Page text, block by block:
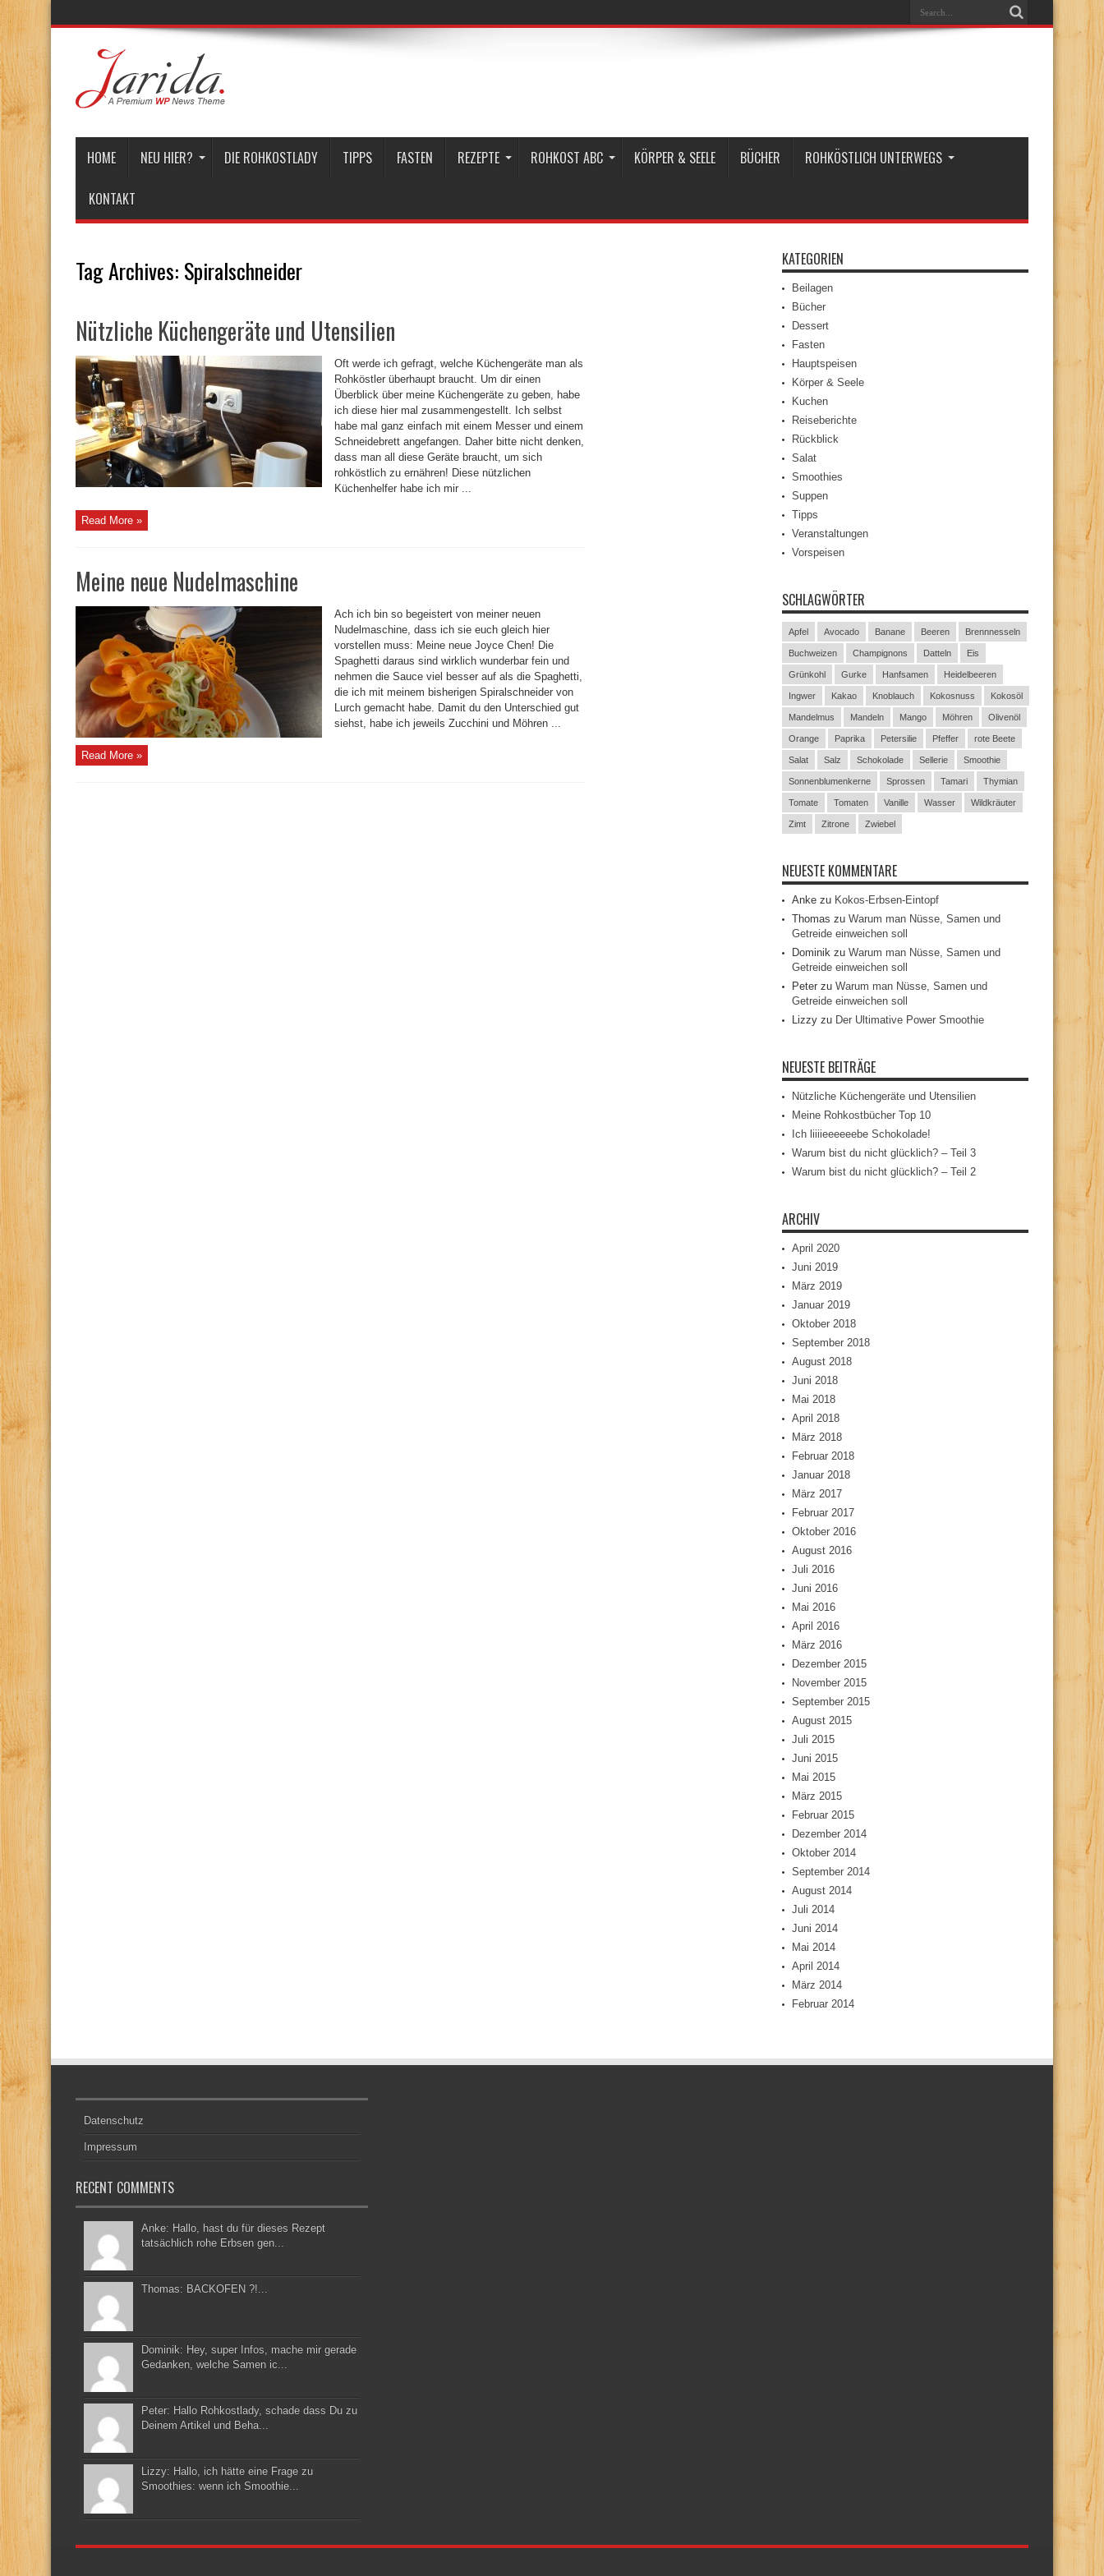
HOME NEU HIER? DIE ROHKOSTLADY TIPPS FASTEN REZEPTE ROHKOST ABC KÖRPER & SEELE BÜCHER ROHKÖSTLICH UNTERWEGS
KONTAKT
Tag Archives: Spiralschneider
Nützliche Küchengeräte und Utensilien
Oft werde ich gefragt, welche Küchengeräte man als
Rohköstler überhaupt braucht. Um dir einen
Überblick über meine Küchengeräte zu geben, habe
ich diese hier mal zusammengestellt. Ich selbst
habe mal ganz einfach mit einem Messer und einem
Schneidebrett angefangen. Daher bitte nicht denken,
dass man all diese Geräte braucht, um sich
rohköstlich zu ernähren! Diese nützlichen
Küchenhelfer habe ich mir ...
Read More »
Meine neue Nudelmaschine
Ach ich bin so begeistert von meiner neuen
Nudelmaschine, dass ich sie euch gleich hier
vorstellen muss: Meine neue Joyce Chen! Die
Spaghetti daraus sind wirklich wunderbar fein und
nehmen die Sauce viel besser auf als die Spaghetti,
die ich mit meinem bisherigen Spiralschneider von
Lurch gemacht habe. Damit du den Unterschied gut
siehst, habe ich jeweils Zucchini und Möhren ...
Read More »
KATEGORIEN
Beilagen
Bücher
Dessert
Fasten
Hauptspeisen
Körper & Seele
Kuchen
Reiseberichte
Rückblick
Salat
Smoothies
Suppen
Tipps
Veranstaltungen
Vorspeisen
SCHLAGWÖRTER
Apfel Avocado Banane Beeren Brennnesseln
Buchweizen Champignons Datteln Eis
Grünkohl Gurke Hanfsamen Heidelbeeren
Ingwer Kakao Knoblauch Kokosnuss Kokosöl
Mandelmus Mandeln Mango Möhren Olivenöl
Orange Paprika Petersilie Pfeffer rote Beete
Salat Salz Schokolade Sellerie Smoothie
Sonnenblumenkerne Sprossen Tamari Thymian
Tomate Tomaten Vanille Wasser Wildkräuter
Zimt Zitrone Zwiebel
NEUESTE KOMMENTARE
Anke zu Kokos-Erbsen-Eintopf
Thomas zu Warum man Nüsse, Samen und
Getreide einweichen soll
Dominik zu Warum man Nüsse, Samen und
Getreide einweichen soll
Peter zu Warum man Nüsse, Samen und
Getreide einweichen soll
Lizzy zu Der Ultimative Power Smoothie
NEUESTE BEITRÄGE
Nützliche Küchengeräte und Utensilien
Meine Rohkostbücher Top 10
Ich liiiieeeeeebe Schokolade!
Warum bist du nicht glücklich? – Teil 3
Warum bist du nicht glücklich? – Teil 2
ARCHIV
April 2020
Juni 2019
März 2019
Januar 2019
Oktober 2018
September 2018
August 2018
Juni 2018
Mai 2018
April 2018
März 2018
Februar 2018
Januar 2018
März 2017
Februar 2017
Oktober 2016
August 2016
Juli 2016
Juni 2016
Mai 2016
April 2016
März 2016
Dezember 2015
November 2015
September 2015
August 2015
Juli 2015
Juni 2015
Mai 2015
März 2015
Februar 2015
Dezember 2014
Oktober 2014
September 2014
August 2014
Juli 2014
Juni 2014
Mai 2014
April 2014
März 2014
Februar 2014
Datenschutz
Impressum
RECENT COMMENTS
Anke: Hallo, hast du für dieses Rezept
tatsächlich rohe Erbsen gen...
Thomas: BACKOFEN ?!...
Dominik: Hey, super Infos, mache mir gerade
Gedanken, welche Samen ic...
Peter: Hallo Rohkostlady, schade dass Du zu
Deinem Artikel und Beha...
Lizzy: Hallo, ich hätte eine Frage zu
Smoothies: wenn ich Smoothie...